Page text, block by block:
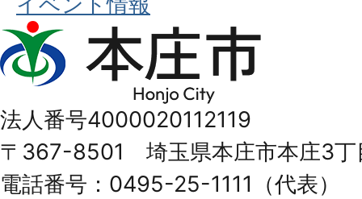
本
庄
Honjo
City
法人番号4000020112119
〒367-8501 埼玉県本庄市本庄3丁
電話番号：0495-25-1111（代表）